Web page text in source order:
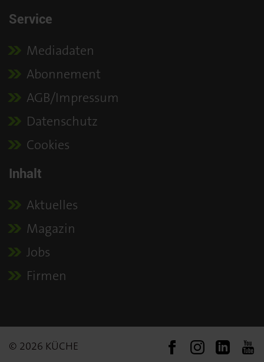
Service
Mediadaten
Abonnement
AGB/Impressum
Datenschutz
Cookies
Inhalt
Aktuelles
Magazin
Jobs
Firmen
© 2026 KÜCHE